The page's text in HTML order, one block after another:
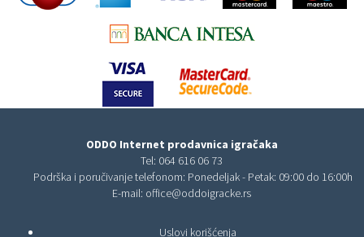
ODDO Internet prodavnica igračaka
Tel: 064 616 06 73
Podrška i poručivanje telefonom: Ponedeljak - Petak: 09:00 do 16:00h
E-mail: office@oddoigracke.rs
Uslovi korišćenja